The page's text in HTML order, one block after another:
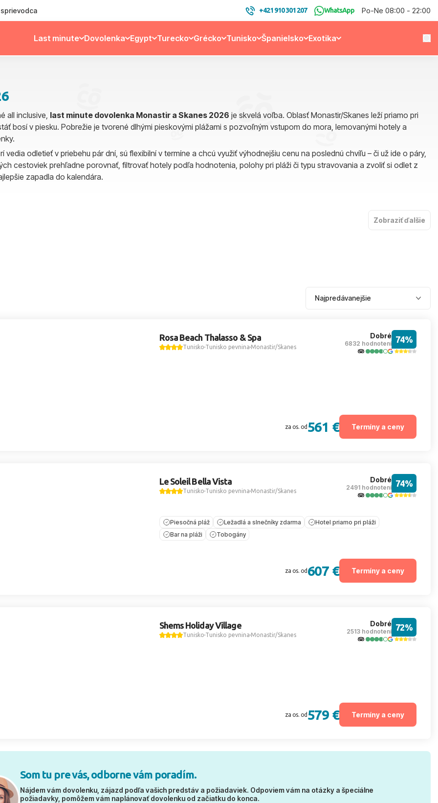
+421 910 301 207 WhatsApp Po-Ne 08:00 - 22:00
Last minute Dovolenka Egypt Turecko Grécko Tunisko Španielsko Exotika
all inclusive, last minute dovolenka Monastir a Skanes 2026 je skvelá voľba. Oblasť Monastir/Skanes leží priamo pri
bosí v piesku. Pobrežie je tvorené dlhými pieskovými plážami s pozvoľným vstupom do mora, lemovanými hotely a
odletieť v priebehu pár dní, sú flexibilní v termíne a chcú využiť výhodnejšiu cenu na poslednú chvíľu – či už ide o páry,
cestoviek prehľadne porovnať, filtrovať hotely podľa hodnotenia, polohy pri pláži či typu stravovania a zvoliť si odlet z
zapadla do kalendára.
Zobraziť ďalšie
Rosa Beach Thalasso & Spa
TuniskoTunisko pevninaMonastir/Skanes
Dobré
6832 hodnotení 74%
za os. od 561 € Termíny a ceny
Le Soleil Bella Vista
TuniskoTunisko pevninaMonastir/Skanes
Dobré
2491 hodnotení 74%
Piesočná pláž Ležadlá a slnečníky zdarma
Hotel priamo pri pláži
Bar na pláži
Tobogány
za os. od 607 € Termíny a ceny
Shems Holiday Village
TuniskoTunisko pevninaMonastir/Skanes
Dobré
2513 hodnotení 72%
za os. od 579 € Termíny a ceny
Som tu pre vás, odborne vám poradím.
Nájdem vám dovolenku, zájazd podľa vašich predstáv a požiadaviek. Odpoviem vám na otázky a špeciálne
požiadavky, pomôžem vám naplánovať dovolenku od začiatku do konca.